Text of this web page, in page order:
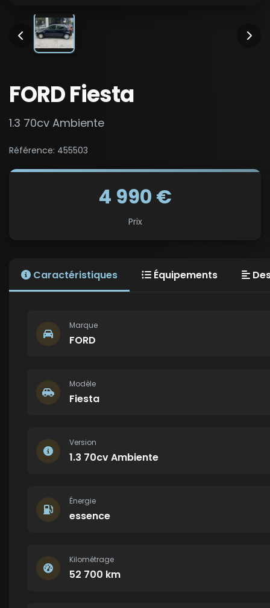
FORD Fiesta
1.3 70cv Ambiente
Référence: 455503
4 990 €
Prix
Caractéristiques Équipements
Marque
FORD
Modèle
Fiesta
Version
1.3 70cv Ambiente
Énergie
essence
Kilométrage
52 700 km